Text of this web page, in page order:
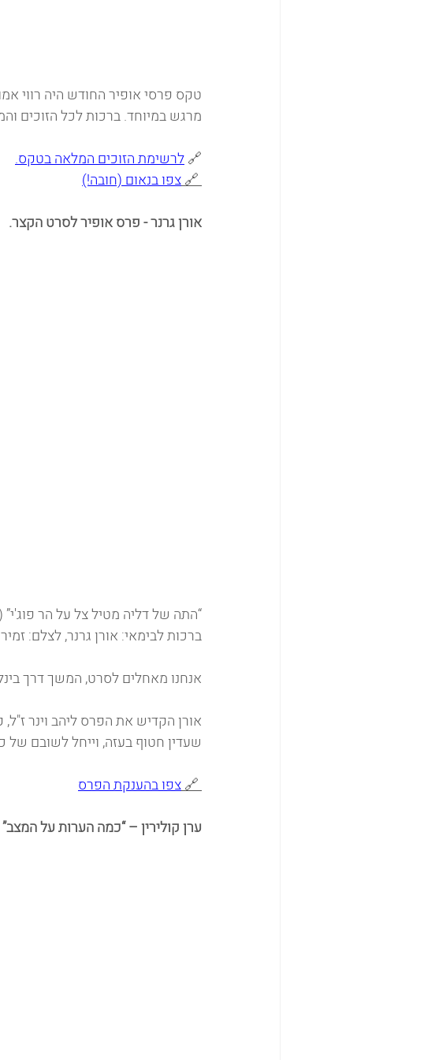
טקס פרסי אופיר החודש היה רווי
מרגש במיוחד. ברכות לכל הזוכים
🔗 לרשימת הזוכים המלאה בטקס.
🔗 צפו בנאום (חובה!)
אורן גרנר - פרס אופיר לסרט הקצר.
“התה של דליה מטיל צל על הר
ברכות לבימאי: אורן גרנר, לצלם:
אנחנו מאחלים לסרט, המשך דרך
שעדין חטוף בעזה, וייחל לשובם של
🔗 צפו בהענקת הפרס
ערן קולירין – “כמה הערות על